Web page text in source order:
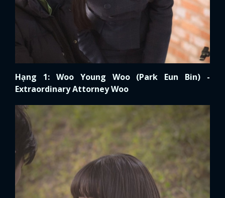
Hạng 1: Woo Young Woo (Park Eun Bin) -
Extraordinary Attorney Woo